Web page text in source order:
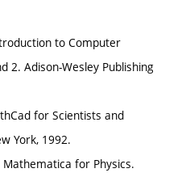
to Computer
2. Adison-Wesley Publishing
for Scientists and
York, 1992.
Mathematica for Physics.